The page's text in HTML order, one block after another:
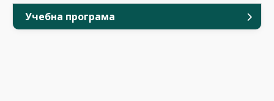
Учебна програма